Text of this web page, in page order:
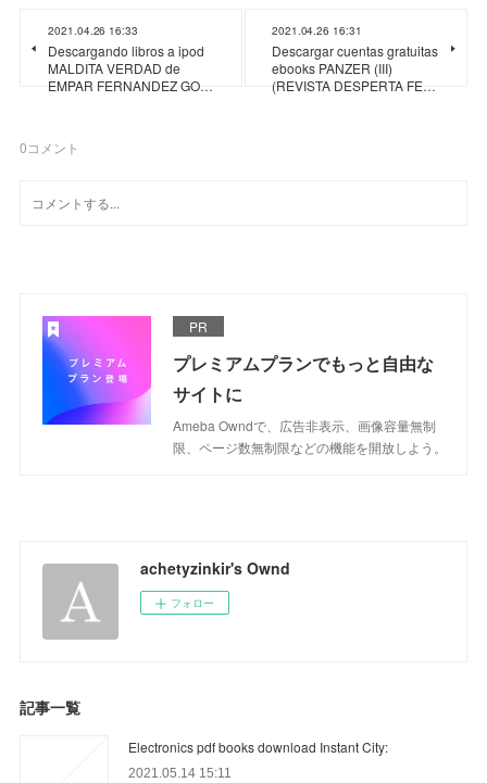
2021.04.26 16:33
Descargando libros a ipod
MALDITA VERDAD de
EMPAR FERNANDEZ GO…
2021.04.26 16:31
Descargar cuentas gratuitas
ebooks PANZER (III)
(REVISTA DESPERTA FE…
0コメント
PR
プレミアムプランでもっと自由な
サイトに
Ameba Owndで、広告非表示、画像容量無制
限、ページ数無制限などの機能を開放しよう。
achetyzinkir's Ownd
フォロー
記事一覧
Electronics pdf books download Instant City:
2021.05.14 15:11